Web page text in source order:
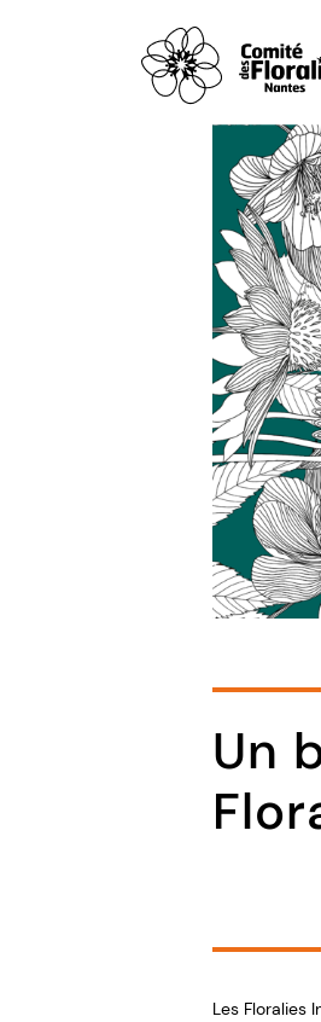
Un
Les Floralies